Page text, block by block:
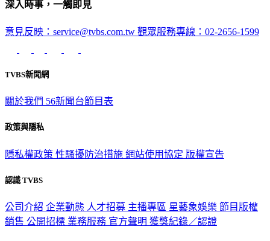
深入時事，一觸即見
意見反映：service@tvbs.com.tw 觀眾服務專線：02-2656-1599
TVBS新聞網
關於我們 56新聞台節目表
政策與隱私
隱私權政策 性騷擾防治措施 網站使用協定 版權宣告
認識 TVBS
公司介紹 企業動態 人才招募 主播專區 星藝象娛樂 節目版權
銷售 公開招標 業務服務 官方聲明 獲獎紀錄／認證